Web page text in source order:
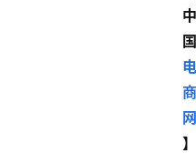
中
国
电
商
网
】